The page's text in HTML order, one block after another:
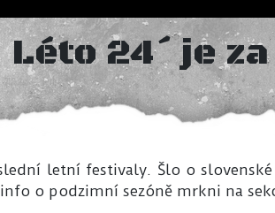
Léto 24´ je
letní festivaly. Šlo o
o podzimní sezóně mrkni na